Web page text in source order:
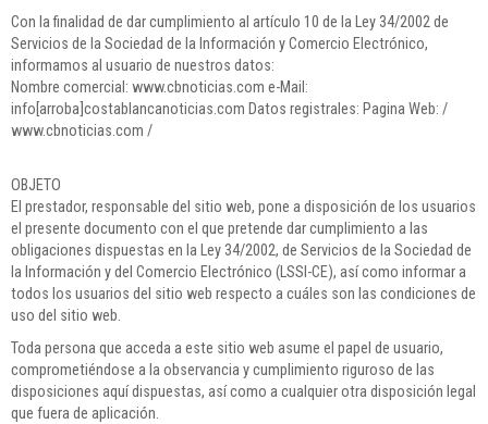
Con la finalidad de dar cumplimiento al artículo 10 de la Ley 34/2002 de
Servicios de la Sociedad de la Información y Comercio Electrónico,
informamos al usuario de nuestros datos:
Nombre comercial: www.cbnoticias.com e-Mail:
info[arroba]costablancanoticias.com Datos registrales: Pagina Web: /
www.cbnoticias.com /
OBJETO
El prestador, responsable del sitio web, pone a disposición de los usuarios
el presente documento con el que pretende dar cumplimiento a las
obligaciones dispuestas en la Ley 34/2002, de Servicios de la Sociedad de
la Información y del Comercio Electrónico (LSSI-CE), así como informar a
todos los usuarios del sitio web respecto a cuáles son las condiciones de
uso del sitio web.
Toda persona que acceda a este sitio web asume el papel de usuario,
comprometiéndose a la observancia y cumplimiento riguroso de las
disposiciones aquí dispuestas, así como a cualquier otra disposición legal
que fuera de aplicación.